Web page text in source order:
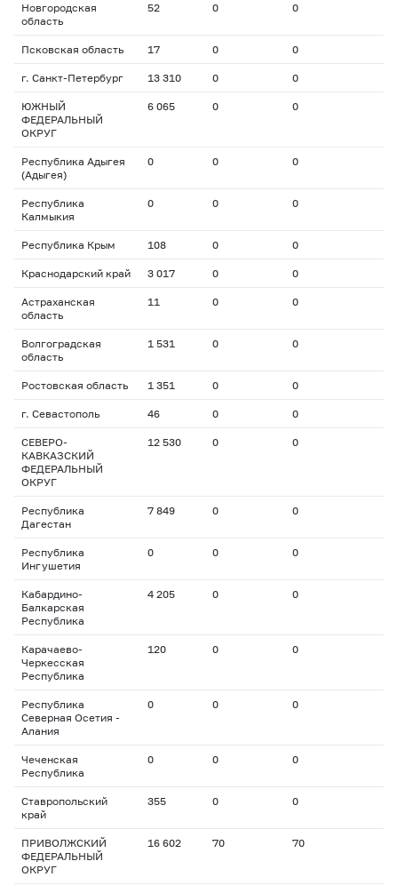
Новгородская
область
52 0 0
Псковская область 17 0 0
г. Санкт-Петербург 13 310 0 0
ЮЖНЫЙ
ФЕДЕРАЛЬНЫЙ
ОКРУГ
6 065 0 0
Республика Адыгея
(Адыгея)
0 0 0
Республика
Калмыкия
0 0 0
Республика Крым 108 0 0
Краснодарский край 3 017 0 0
Астраханская
область
11 0 0
Волгоградская
область
1 531 0 0
Ростовская область 1 351 0 0
г. Севастополь 46 0 0
СЕВЕРО-
КАВКАЗСКИЙ
ФЕДЕРАЛЬНЫЙ
ОКРУГ
12 530 0 0
Республика
Дагестан
7 849 0 0
Республика
Ингушетия
0 0 0
Кабардино-
Балкарская
Республика
4 205 0 0
Карачаево-
Черкесская
Республика
120 0 0
Республика
Северная Осетия -
Алания
0 0 0
Чеченская
Республика
0 0 0
Ставропольский
край
355 0 0
ПРИВОЛЖСКИЙ
ФЕДЕРАЛЬНЫЙ
ОКРУГ
16 602 70 70